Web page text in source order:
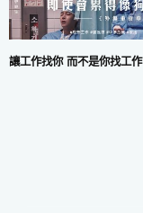
讓工作找你 而不是你找工作